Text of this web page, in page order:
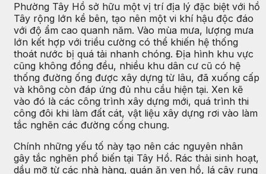
Phường Tây Hồ sở hữu một vị trí địa lý đặc biệt với hồ
Tây rộng lớn kề bên, tạo nên một vi khí hậu độc đáo
với độ ẩm cao quanh năm. Vào mùa mưa, lượng mưa
lớn kết hợp với triều cường có thể khiến hệ thống
thoát nước bị quá tải nhanh chóng. Địa hình khu vực
cũng không đồng đều, nhiều khu dân cư cũ có hệ
thống đường ống được xây dựng từ lâu, đã xuống cấp
và không còn đáp ứng đủ nhu cầu hiện tại. Xen kẽ
vào đó là các công trình xây dựng mới, quá trình thi
công đôi khi làm đất cát, vật liệu xây dựng rơi vào làm
tắc nghẽn các đường cống chung.
Chính những yếu tố này tạo nên các nguyên nhân
gây tắc nghẽn phổ biến tại Tây Hồ. Rác thải sinh hoạt,
dầu mỡ từ các nhà hàng, quán ăn ven hồ, lá cây rụng